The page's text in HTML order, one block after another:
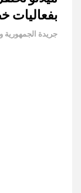
بفعاليات